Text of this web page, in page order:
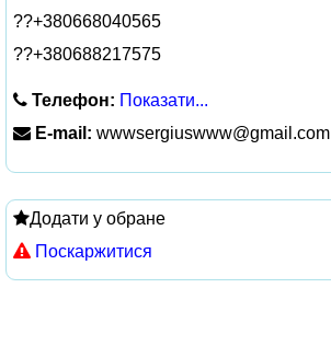
??+380668040565
??+380688217575
Телефон: Показати...
E-mail: wwwsergiuswww@gmail.com
Додати у обране
Поскаржитися